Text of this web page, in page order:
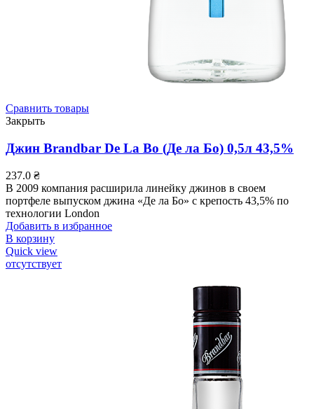
Сравнить товары
Закрыть
Джин Brandbar De La Bo (Де ла Бо) 0,5л 43,5%
237.0 ₴
В 2009 компания расширила линейку джинов в своем
портфеле выпуском джина «Де ла Бо» с крепость 43,5% по
технологии London
Добавить в избранное
В корзину
Quick view
отсутствует